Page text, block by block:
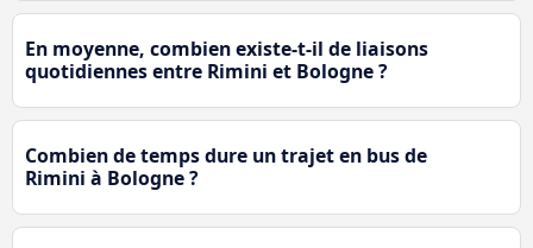
En moyenne, combien existe-t-il de liaisons
quotidiennes entre Rimini et Bologne ?
Combien de temps dure un trajet en bus de
Rimini à Bologne ?